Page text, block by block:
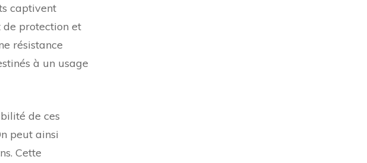
captivent
protection et
résistance
à un usage
de ces
peut ainsi
Cette